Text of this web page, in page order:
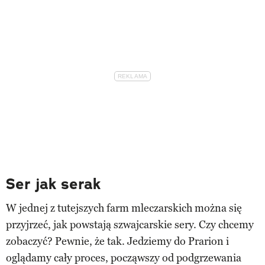
Ser jak serak
W jednej z tutejszych farm mleczarskich można się
przyjrzeć, jak powstają szwajcarskie sery. Czy chcemy
zobaczyć? Pewnie, że tak. Jedziemy do Prarion i
oglądamy cały proces, począwszy od podgrzewania